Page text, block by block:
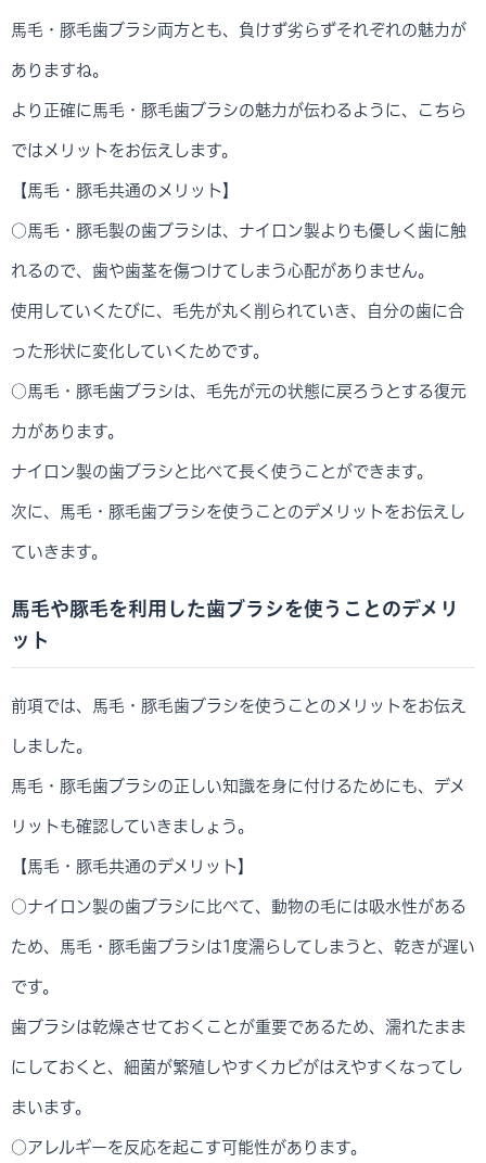
馬毛・豚毛歯ブラシ両方とも、負けず劣らずそれぞれの魅力が
ありますね。
より正確に馬毛・豚毛歯ブラシの魅力が伝わるように、こちら
ではメリットをお伝えします。
【馬毛・豚毛共通のメリット】
○馬毛・豚毛製の歯ブラシは、ナイロン製よりも優しく歯に触
れるので、歯や歯茎を傷つけてしまう心配がありません。
使用していくたびに、毛先が丸く削られていき、自分の歯に合
った形状に変化していくためです。
○馬毛・豚毛歯ブラシは、毛先が元の状態に戻ろうとする復元
力があります。
ナイロン製の歯ブラシと比べて長く使うことができます。
次に、馬毛・豚毛歯ブラシを使うことのデメリットをお伝えし
ていきます。
馬毛や豚毛を利用した歯ブラシを使うことのデメリ
ット
前項では、馬毛・豚毛歯ブラシを使うことのメリットをお伝え
しました。
馬毛・豚毛歯ブラシの正しい知識を身に付けるためにも、デメ
リットも確認していきましょう。
【馬毛・豚毛共通のデメリット】
○ナイロン製の歯ブラシに比べて、動物の毛には吸水性がある
ため、馬毛・豚毛歯ブラシは1度濡らしてしまうと、乾きが遅い
です。
歯ブラシは乾燥させておくことが重要であるため、濡れたまま
にしておくと、細菌が繁殖しやすくカビがはえやすくなってし
まいます。
○アレルギーを反応を起こす可能性があります。